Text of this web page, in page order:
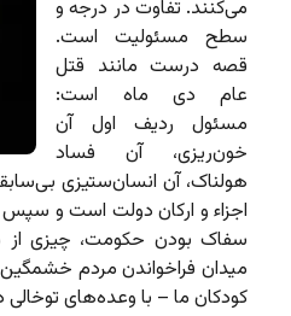
می‌کنند. تفاوت در درجه و
سطح مسئولیت است.
قصه درست مانند قتل
عام دی‌ ماه است:
مسئول ردیف اول آن
خون‌ریزی، آن فساد
هولناک، آن انسان‌ستیزی
اجزاء و ارکان دولت است و سپس
سفاک بودن حکومت، چیزی از
میدان فراخواندن مردم
کودکان ما – با وعده‌های